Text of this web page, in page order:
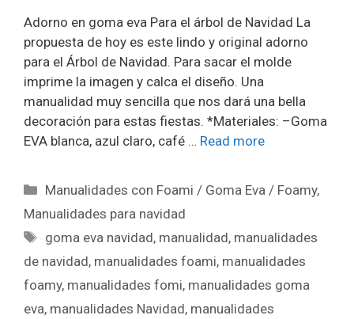
Adorno en goma eva Para el árbol de Navidad La
propuesta de hoy es este lindo y original adorno
para el Árbol de Navidad. Para sacar el molde
imprime la imagen y calca el diseño. Una
manualidad muy sencilla que nos dará una bella
decoración para estas fiestas. *Materiales: –Goma
EVA blanca, azul claro, café … Read more
Manualidades con Foami / Goma Eva / Foamy,
Manualidades para navidad
goma eva navidad, manualidad, manualidades
de navidad, manualidades foami, manualidades
foamy, manualidades fomi, manualidades goma
eva, manualidades Navidad, manualidades